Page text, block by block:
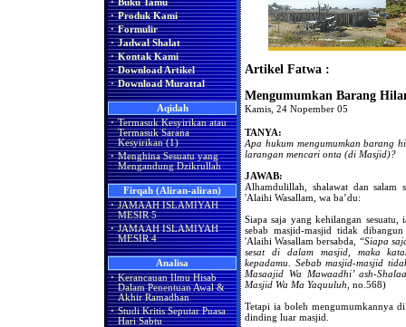
· Buku Tamu
· Produk Kami
· Formulir
· Jadwal Shalat
· Kontak Kami
· Download Artikel
· Download Murattal
Aqidah
· Termasuk Kesyirikan atau
Termasuk Sarana
Kesyirikan (1)
· Menghina Sesuatu yang
Mengandung Dzikrullah
Firqah (Aliran-aliran)
· JAMAAH ISLAMIYAH
MESIR 5
· JAMAAH ISLAMIYAH
MESIR 4
Analisa
· Kerancauan Ilmu Hisab
Dalam Penentuan Awal &
Akhir Ramadhan
· Studi Kritis Seputar Puasa
Hari Sabtu
Artikel Fatwa :
Mengumumkan Barang
Kamis, 24 Nopember 05
TANYA:
Apa hukum mengumumkan barang
larangan mencari onta (di Masjid)?
JAWAB:
Alhamdulillah, shalawat dan salam
'Alaihi Wasallam, wa ba’du:
Siapa saja yang kehilangan
sebab masjid-masjid tidak
'Alaihi Wasallam bersabda, “Siapa
sesat di dalam masjid, maka
kepadamu. Sebab masjid-masjid
Masaajid Wa Mawaadhi’ ash-
Masjid Wa Ma Yaquuluh, no.568)
Tetapi ia boleh mengumumkannya
dinding luar masjid.